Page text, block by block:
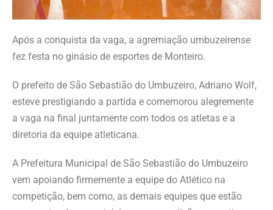
Após a conquista da vaga, a agremiação umbuzeirense
fez festa no ginásio de esportes de Monteiro.
O prefeito de São Sebastião do Umbuzeiro, Adriano Wolf,
esteve prestigiando a partida e comemorou alegremente
a vaga na final juntamente com todos os atletas e a
diretoria da equipe atleticana.
A Prefeitura Municipal de São Sebastião do Umbuzeiro
vem apoiando firmemente a equipe do Atlético na
competição, bem como, as demais equipes que estão